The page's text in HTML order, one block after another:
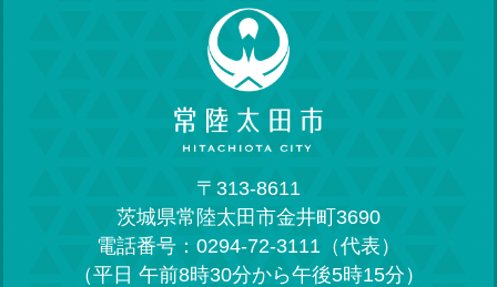
〒313-8611
茨城県常陸太田市金井町3690
電話番号：0294-72-3111（代表）
（平日 午前8時30分から午後5時15分）